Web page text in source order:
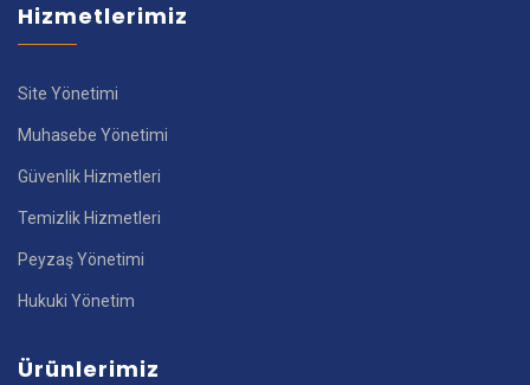
Hizmetlerimiz
Site Yönetimi
Muhasebe Yönetimi
Güvenlik Hizmetleri
Temizlik Hizmetleri
Peyzaş Yönetimi
Hukuki Yönetim
Ürünlerimiz